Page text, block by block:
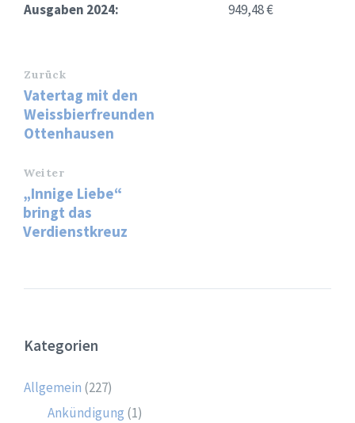
Ausgaben 2024: 949,48 €
Zurück
Vatertag mit den
Weissbierfreunden
Ottenhausen
Weiter
„Innige Liebe“
bringt das
Verdienstkreuz
Kategorien
Allgemein (227)
Ankündigung (1)